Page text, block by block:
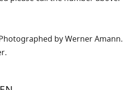
by Werner Amann.